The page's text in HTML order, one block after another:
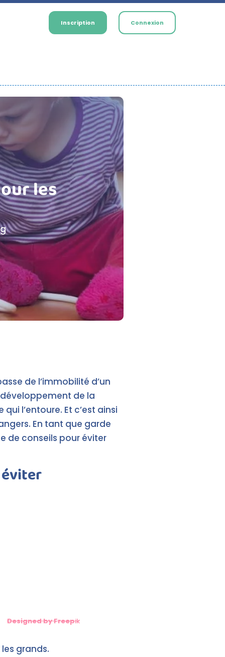
Inscription Connexion
les
de l’immobilité d’un
de la
l’entoure. Et c’est ainsi
En tant que garde
de conseils pour éviter
Designed by Freepik
grands.